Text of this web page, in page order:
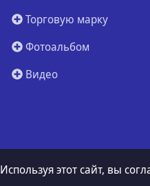
Торговую марку
Фотоальбом
Видео
Используя этот сайт, вы